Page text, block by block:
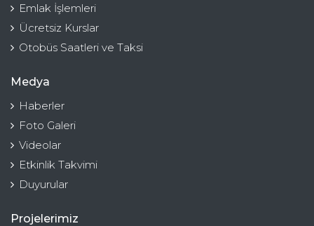
Emlak İşlemleri
Ücretsiz Kurslar
Otobüs Saatleri ve Taksi
Medya
Haberler
Foto Galeri
Videolar
Etkinlik Takvimi
Duyurular
Projelerimiz